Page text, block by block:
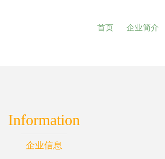
首页 企业简介
Information
企业信息